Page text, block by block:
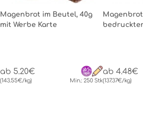
Magenbrot im Beutel, 40g
mit Werbe Karte
ab 5.20€
(143.55€/kg) Min.: 250 Stk
ab 4.48€
(137.37€/kg)